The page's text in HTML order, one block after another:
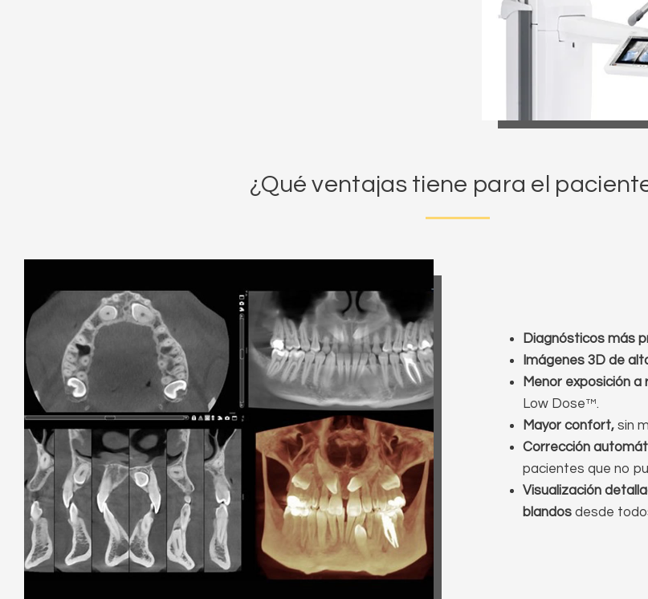
¿Qué ventajas tiene para el
Diagnósticos más
Imágenes 3D de
Menor exposición a
Low Dose™.
Mayor confort, sin
Corrección
pacientes que no
Visualización
blandos desde